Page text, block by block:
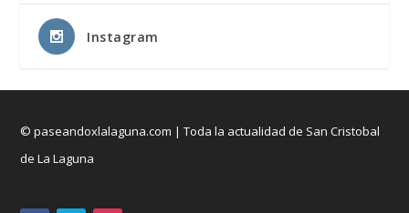
Instagram
© paseandoxlalaguna.com | Toda la actualidad de San Cristobal
de La Laguna